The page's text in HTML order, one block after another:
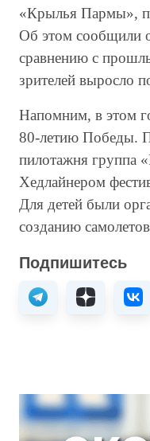
«Крылья Пармы»,
Об этом сообщили
сравнению с
зрителей выросло
Напомним, в этом
80-летию Победы.
пилотажня группа
Хедлайнером
Для детей были
созданию
Подпишитесь